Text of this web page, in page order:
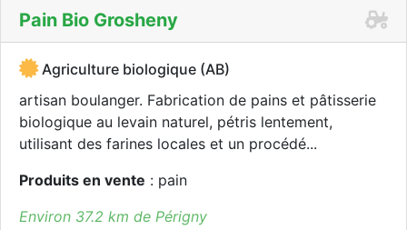
Pain Bio Grosheny
Agriculture biologique (AB)
artisan boulanger. Fabrication de pains et pâtisserie
biologique au levain naturel, pétris lentement,
utilisant des farines locales et un procédé...
Produits en vente : pain
Environ 37.2 km de Périgny